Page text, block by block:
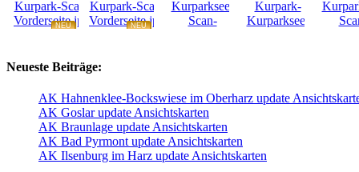
NEU
NEU
Neueste Beiträge:
AK Hahnenklee-Bockswiese im Oberharz update
AK Goslar update Ansichtskarten
AK Braunlage update Ansichtskarten
AK Bad Pyrmont update Ansichtskarten
AK Ilsenburg im Harz update Ansichtskarten